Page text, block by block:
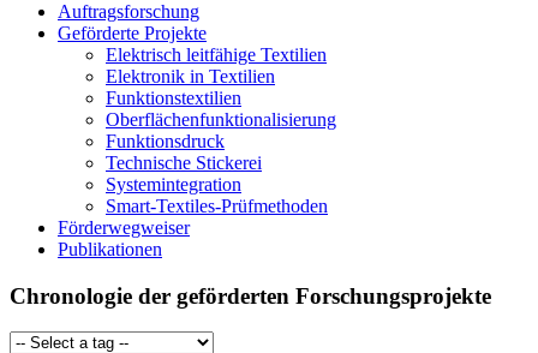
Auftragsforschung
Geförderte Projekte
Elektrisch leitfähige Textilien
Elektronik in Textilien
Funktionstextilien
Oberflächenfunktionalisierung
Funktionsdruck
Technische Stickerei
Systemintegration
Smart-Textiles-Prüfmethoden
Förderwegweiser
Publikationen
Chronologie der geförderten Forschungsprojekte